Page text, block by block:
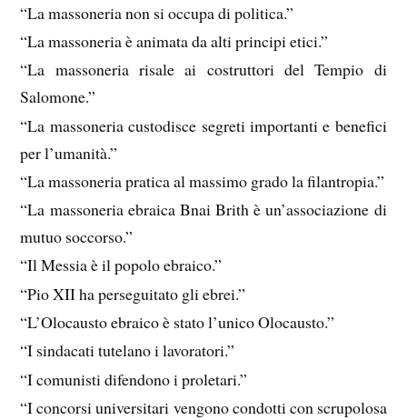
“La massoneria non si occupa di politica.”
“La massoneria è animata da alti principi etici.”
“La massoneria risale ai costruttori del Tempio di
Salomone.”
“La massoneria custodisce segreti importanti e benefici
per l’umanità.”
“La massoneria pratica al massimo grado la filantropia.”
“La massoneria ebraica Bnai Brith è un’associazione di
mutuo soccorso.”
“Il Messia è il popolo ebraico.”
“Pio XII ha perseguitato gli ebrei.”
“L’Olocausto ebraico è stato l’unico Olocausto.”
“I sindacati tutelano i lavoratori.”
“I comunisti difendono i proletari.”
“I concorsi universitari vengono condotti con scrupolosa